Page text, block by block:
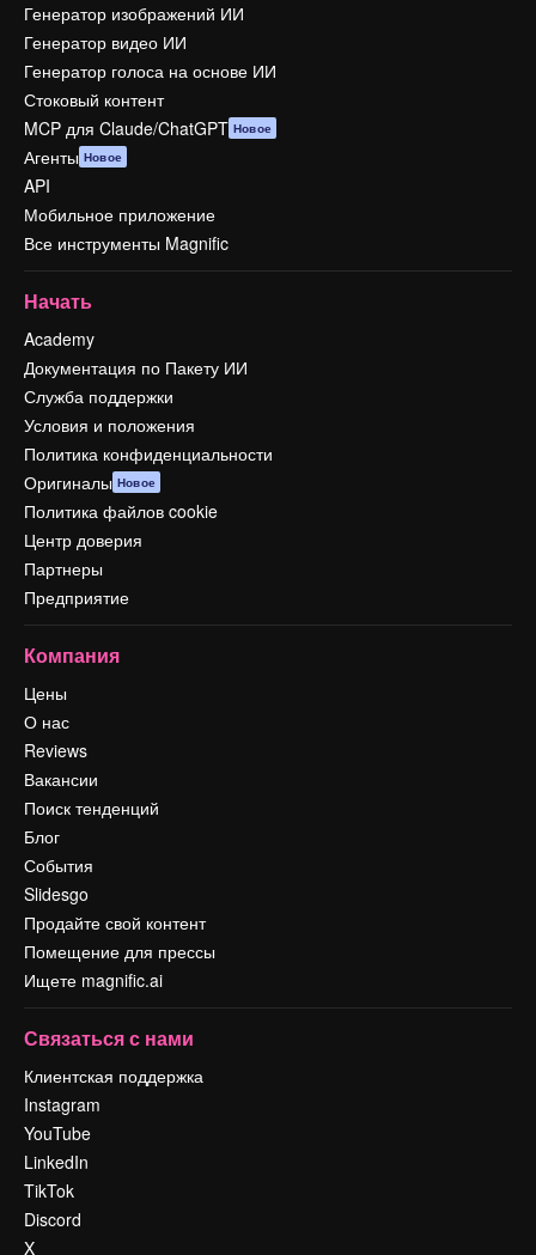
Генератор изображений ИИ
Генератор видео ИИ
Генератор голоса на основе ИИ
Стоковый контент
MCP для Claude/ChatGPT Новое
Агенты Новое
API
Мобильное приложение
Все инструменты Magnific
Начать
Academy
Документация по Пакету ИИ
Служба поддержки
Условия и положения
Политика конфиденциальности
Оригиналы Новое
Политика файлов cookie
Центр доверия
Партнеры
Предприятие
Компания
Цены
О нас
Reviews
Вакансии
Поиск тенденций
Блог
События
Slidesgo
Продайте свой контент
Помещение для прессы
Ищете magnific.ai
Связаться с нами
Клиентская поддержка
Instagram
YouTube
LinkedIn
TikTok
Discord
X